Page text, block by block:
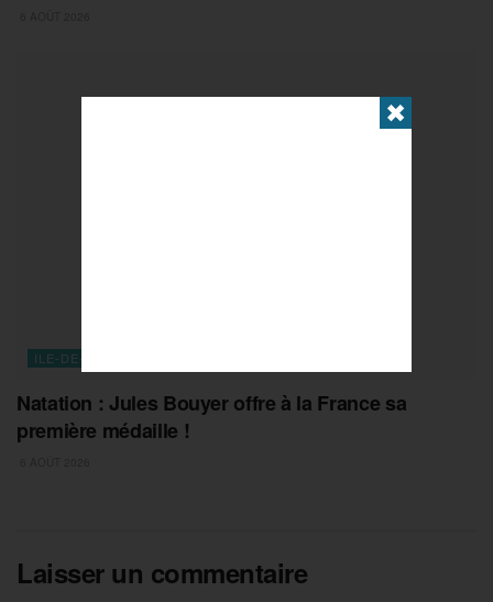
ILE-DE-FRANCE
Natation : Jules Bouyer offre à la France sa
première médaille !
Laisser un commentaire
✖